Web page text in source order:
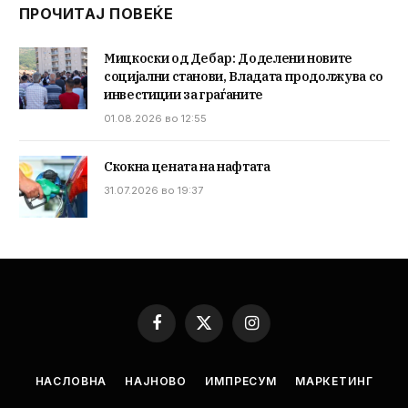
ПРОЧИТАЈ ПОВЕЌЕ
Мицкоски од Дебар: Доделени новите
социјални станови, Владата продолжува со
инвестиции за граѓаните
01.08.2026 во 12:55
Скокна цената на нафтата
31.07.2026 во 19:37
Facebook
X
Instagram
НАСЛОВНА НАЈНОВО ИМПРЕСУМ МАРКЕТИНГ